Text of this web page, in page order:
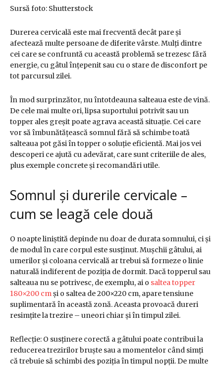
Sursă foto: Shutterstock
Durerea cervicală este mai frecventă decât pare și
afectează multe persoane de diferite vârste. Mulți dintre
cei care se confruntă cu această problemă se trezesc fără
energie, cu gâtul înțepenit sau cu o stare de disconfort pe
tot parcursul zilei.
În mod surprinzător, nu întotdeauna salteaua este de vină.
De cele mai multe ori, lipsa suportului potrivit sau un
topper ales greșit poate agrava această situație. Cei care
vor să îmbunătățească somnul fără să schimbe toată
salteaua pot găsi în topper o soluție eficientă. Mai jos vei
descoperi ce ajută cu adevărat, care sunt criteriile de ales,
plus exemple concrete și recomandări utile.
Somnul și durerile cervicale –
cum se leagă cele două
O noapte liniștită depinde nu doar de durata somnului, ci și
de modul în care corpul este susținut. Mușchii gâtului, ai
umerilor și coloana cervicală ar trebui să formeze o linie
naturală indiferent de poziția de dormit. Dacă topperul sau
salteaua nu se potrivesc, de exemplu, ai o saltea topper
180×200 cmși o saltea de 200×220 cm, apare tensiune
suplimentară în această zonă. Aceasta provoacă dureri
resimțite la trezire – uneori chiar și în timpul zilei.
Reflecție: O susținere corectă a gâtului poate contribui la
reducerea trezirilor bruște sau a momentelor când simți
că trebuie să schimbi des poziția în timpul nopții. De multe